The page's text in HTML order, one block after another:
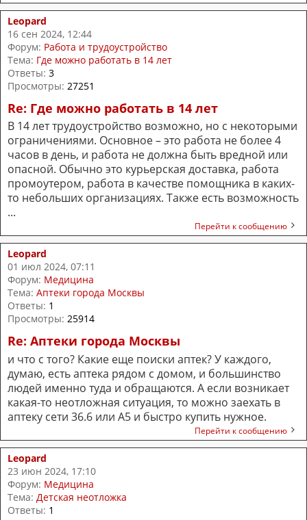
Leopard
16 сен 2024, 12:44
Форум: Работа и трудоустройство
Тема: Где можно работать в 14 лет
Ответы: 3
Просмотры: 27251
Re: Где можно работать в 14 лет
В 14 лет трудоустройство возможно, но с некоторыми
ограничениями. Основное – это работа не более 4
часов в день, и работа не должна быть вредной или
опасной. Обычно это курьерская доставка, работа
промоутером, работа в качестве помощника в каких-
то небольших организациях. Также есть возможность
...
Перейти к сообщению
Leopard
01 июл 2024, 07:11
Форум: Медицина
Тема: Аптеки города Москвы
Ответы: 1
Просмотры: 25914
Re: Аптеки города Москвы
и что с того? Какие еще поиски аптек? У каждого,
думаю, есть аптека рядом с домом, и большинство
людей именно туда и обращаются. А если возникает
какая-то неотложная ситуация, то можно заехать в
аптеку сети 36.6 или А5 и быстро купить нужное.
Перейти к сообщению
Leopard
23 июн 2024, 17:10
Форум: Медицина
Тема: Детская неотложка
Ответы: 1